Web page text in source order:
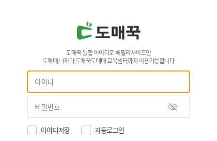
도매꾹 통합 아이디로 패밀리사이트인
도매매,나까마,도매꾹도매매 교육센터까지 이용가능합니다
아이디저장 자동로그인